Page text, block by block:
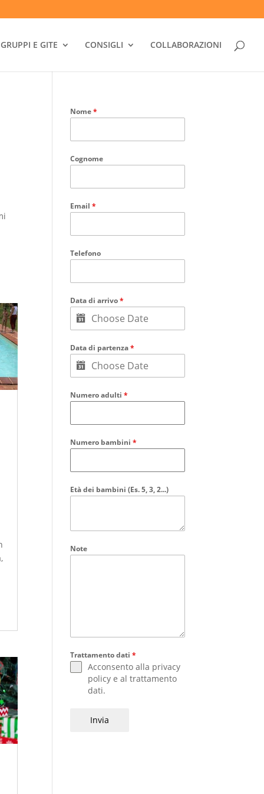
GRUPPI E GITE CONSIGLI COLLABORAZIONI
Nome*
Cognome
Email*
Telefono
Data di arrivo*
Data di partenza*
Numero adulti*
Numero bambini*
Età dei bambini (Es. 5, 3, 2...)
Note
Trattamento dati*
Acconsento alla privacy
policy e altrattamento
dati.
Invia